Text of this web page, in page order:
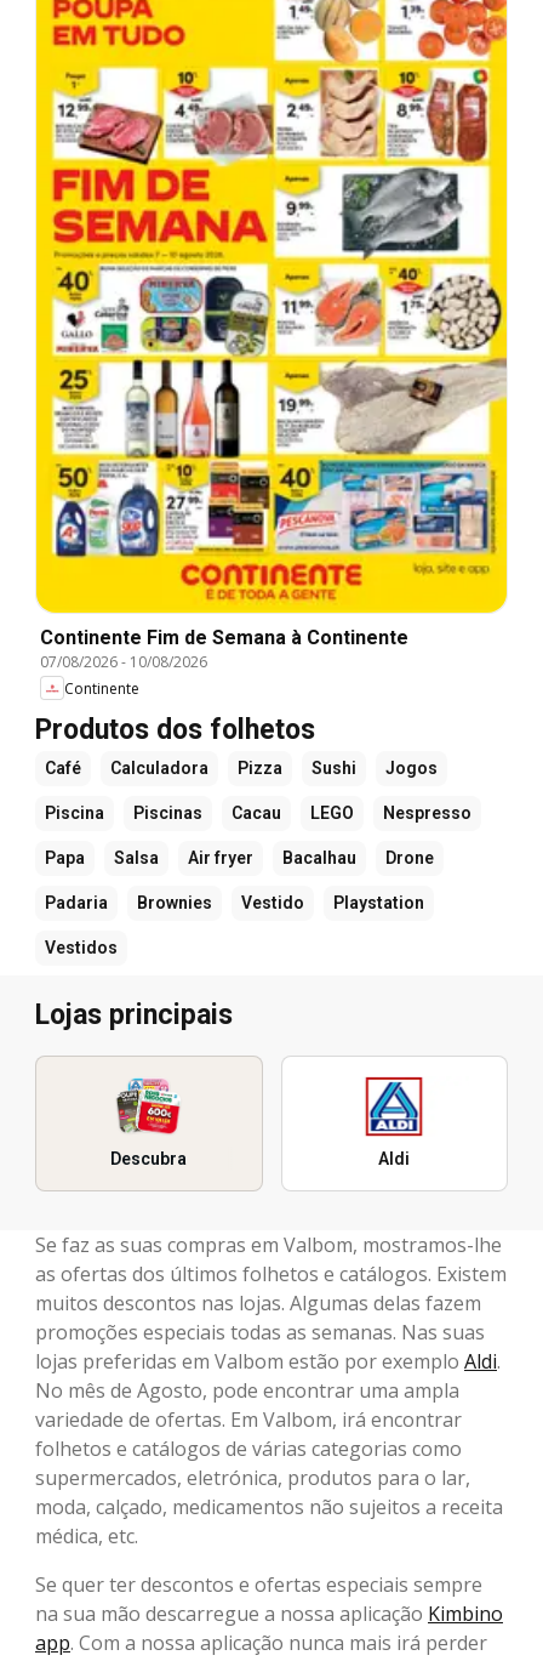
Continente Fim de Semana à Continente
07/08/2026- 10/08/2026
Continente
Produtos dos folhetos
Café Calculadora Pizza Sushi Jogos
Piscina Piscinas Cacau LEGO Nespresso
Papa Salsa Air fryer Bacalhau Drone
Padaria Brownies Vestido Playstation
Vestidos
Lojas principais
Descubra Aldi
Se faz as suas compras em Valbom, mostramos-lhe
as ofertas dos últimos folhetos e catálogos. Existem
muitos descontos nas lojas. Algumas delas fazem
promoções especiais todas as semanas. Nas suas
lojas preferidas em Valbom estão por exemplo Aldi.
No mês de Agosto, pode encontrar uma ampla
variedade de ofertas. Em Valbom, irá encontrar
folhetos e catálogos de várias categorias como
supermercados, eletrónica, produtos para o lar,
moda, calçado, medicamentos não sujeitos a receita
médica, etc.
Se quer ter descontos e ofertas especiais sempre
na sua mão descarregue a nossa aplicação Kimbino
app. Com a nossa aplicação nunca mais irá perder